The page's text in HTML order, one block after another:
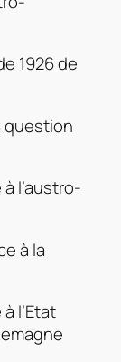
1926 de
question
l’austro-
à la
l’Etat